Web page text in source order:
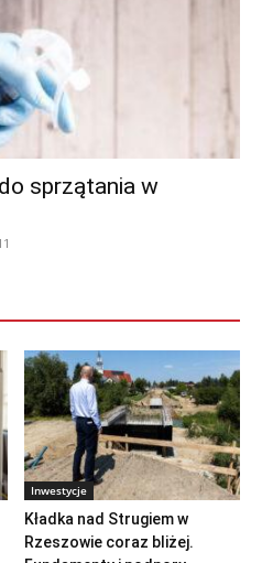
sprzątania w
Inwestycje
Kładka nad Strugiem w
Rzeszowie coraz bliżej.